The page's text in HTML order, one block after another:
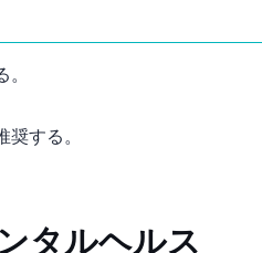
する。
タルヘルス